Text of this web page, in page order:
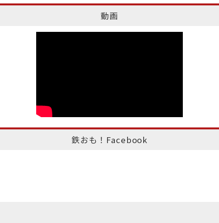
動画
鉄おも！Facebook